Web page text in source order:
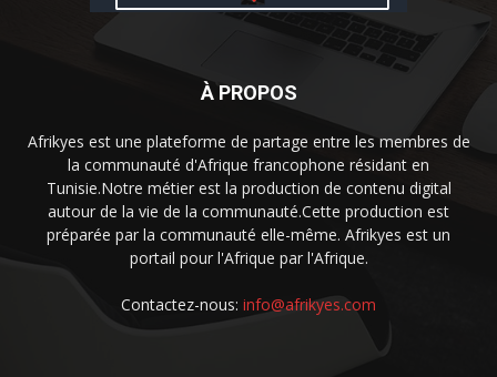
À PROPOS
Afrikyes est une plateforme de partage entre les membres de
la communauté d'Afrique francophone résidant en
Tunisie.Notre métier est la production de contenu digital
autour de la vie de la communauté.Cette production est
préparée par la communauté elle-même. Afrikyes est un
portail pour l'Afrique par l'Afrique.
Contactez-nous: info@afrikyes.com